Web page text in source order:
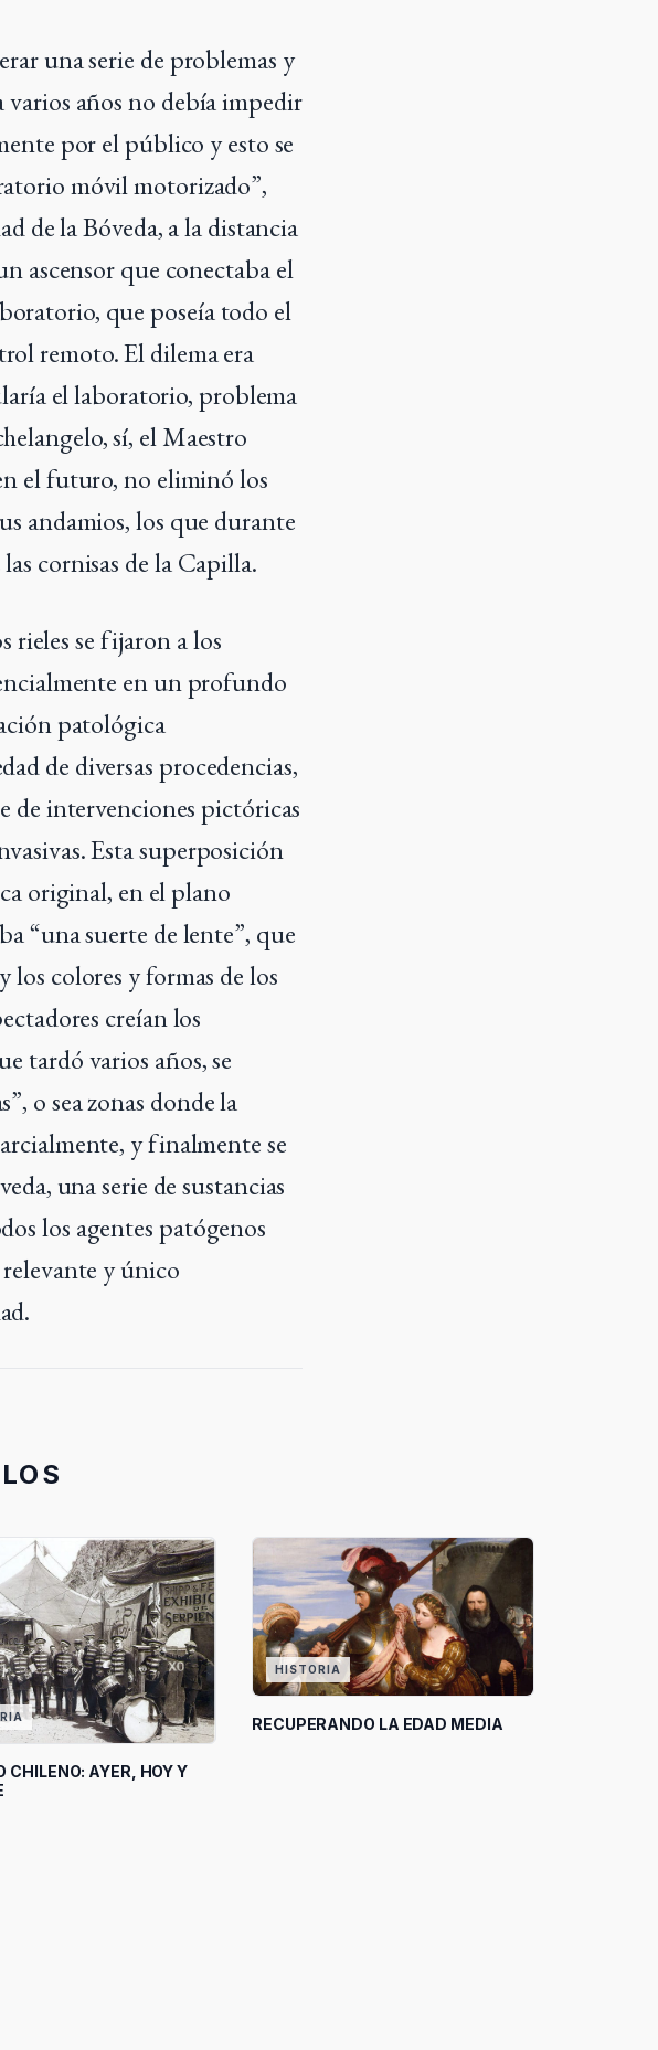
una serie de problemas y
años no debía impedir
por el público y esto se
móvil motorizado”,
de la Bóveda, a la distancia
ascensor que conectaba el
que poseía todo el
remoto. El dilema era
el laboratorio, problema
sí, el Maestro
el futuro, no eliminó los
andamios, los que durante
cornisas de la Capilla.
se fijaron a los
en un profundo
patológica
de diversas procedencias,
de intervenciones pictóricas
Esta superposición
original, en el plano
“una suerte de lente”, que
colores y formas de los
creían los
tardó varios años, se
o sea zonas donde la
y finalmente se
una serie de sustancias
los agentes patógenos
y único
CHILENO: AYER, HOY Y
HISTORIA
RECUPERANDO LA EDAD MEDIA